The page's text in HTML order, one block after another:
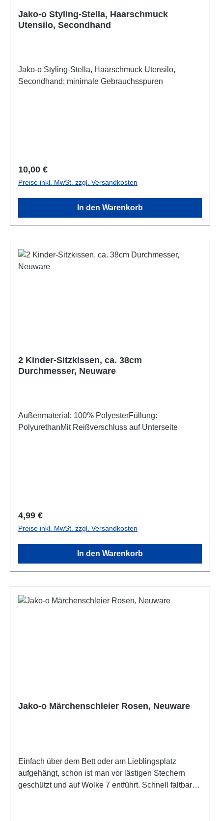
Jako-o Styling-Stella, Haarschmuck
Utensilo, Secondhand
Jako-o Styling-Stella, Haarschmuck Utensilo,
Secondhand; minimale Gebrauchsspuren
Regulärer Preis:
10,00 €
Preise inkl. MwSt. zzgl. Versandkosten
In den Warenkorb
2 Kinder-Sitzkissen, ca. 38cm
Durchmesser, Neuware
Außenmaterial: 100% PolyesterFüllung:
PolyurethanMit Reißverschluss auf Unterseite
Regulärer Preis:
4,99 €
Preise inkl. MwSt. zzgl. Versandkosten
In den Warenkorb
Jako-o Märchenschleier Rosen, Neuware
Einfach über dem Bett oder am Lieblingsplatz
aufgehängt, schon ist man vor lästigen Stechern
geschützt und auf Wolke 7 entführt. Schnell faltbarer